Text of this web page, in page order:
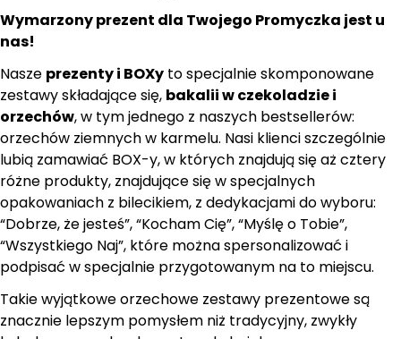
Wymarzony prezent dla Twojego Promyczka jest u
nas!
Nasze prezenty i BOXy to specjalnie skomponowane
zestawy składające się, bakalii w czekoladzie i
orzechów, w tym jednego z naszych bestsellerów:
orzechów ziemnych w karmelu. Nasi klienci szczególnie
lubią zamawiać BOX-y, w których znajdują się aż cztery
różne produkty, znajdujące się w specjalnych
opakowaniach z bilecikiem, z dedykacjami do wyboru:
“Dobrze, że jesteś”, “Kocham Cię”, “Myślę o Tobie”,
“Wszystkiego Naj”, które można spersonalizować i
podpisać w specjalnie przygotowanym na to miejscu.
Takie wyjątkowe orzechowe zestawy prezentowe są
znacznie lepszym pomysłem niż tradycyjny, zwykły